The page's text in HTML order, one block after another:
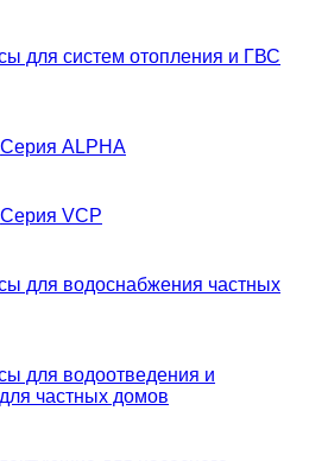
для систем отопления и ГВС
Серия ALPHA
Серия VCP
для водоснабжения частных
для водоотведения и
частных домов